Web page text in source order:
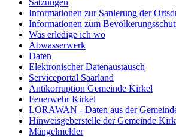
Informationen zur Sanierung der
Informationen zum
Was erledige ich wo
Abwasserwerk
Daten
Elektronischer Datenaustausch
Serviceportal Saarland
Antikorruption Gemeinde Kirkel
Feuerwehr Kirkel
LORAWAN - Daten aus der
Hinweisgeberstelle der Gemeinde
Mängelmelder